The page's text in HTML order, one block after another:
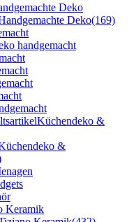
Deko
Deko(169)
handgemacht
Küchendeko &
&
Keramik